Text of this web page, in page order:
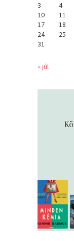
3
4
10
11
17
18
24
25
31
« júl